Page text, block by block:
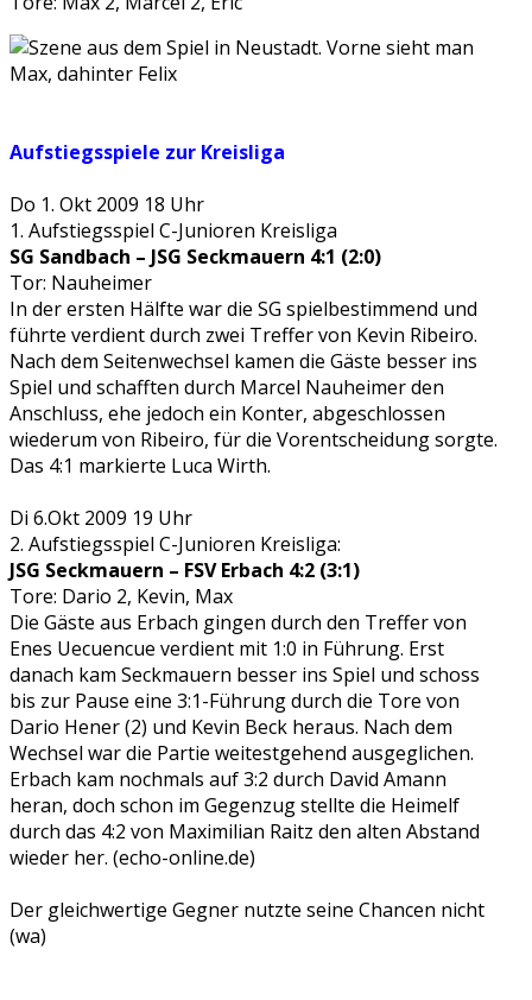
Aufstiegsspiele zur Kreisliga
Do 1. Okt 2009 18 Uhr
1. Aufstiegsspiel C-Junioren Kreisliga
SG Sandbach – JSG Seckmauern 4:1 (2:0)
Tor: Nauheimer
In der ersten Hälfte war die SG spielbestimmend und
führte verdient durch zwei Treffer von Kevin Ribeiro.
Nach dem Seitenwechsel kamen die Gäste besser ins
Spiel und schafften durch Marcel Nauheimer den
Anschluss, ehe jedoch ein Konter, abgeschlossen
wiederum von Ribeiro, für die Vorentscheidung sorgte.
Das 4:1 markierte Luca Wirth.
Di 6.Okt 2009 19 Uhr
2. Aufstiegsspiel C-Junioren Kreisliga:
JSG Seckmauern – FSV Erbach 4:2 (3:1)
Tore: Dario 2, Kevin, Max
Die Gäste aus Erbach gingen durch den Treffer von
Enes Uecuencue verdient mit 1:0 in Führung. Erst
danach kam Seckmauern besser ins Spiel und schoss
bis zur Pause eine 3:1-Führung durch die Tore von
Dario Hener (2) und Kevin Beck heraus. Nach dem
Wechsel war die Partie weitestgehend ausgeglichen.
Erbach kam nochmals auf 3:2 durch David Amann
heran, doch schon im Gegenzug stellte die Heimelf
durch das 4:2 von Maximilian Raitz den alten Abstand
wieder her. (echo-online.de)
Der gleichwertige Gegner nutzte seine Chancen nicht
(wa)